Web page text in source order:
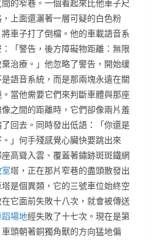
的窄巷。一個看起來比他車子尺
上面還灑著一層可疑的白色粉
車子打了倒檔。他的車載語音系
「警告，後方障礙物距離：無限
治療。」他忽略了警告，開始緩
語音系統，而是那兩塊永遠在關
當他需要它們來判斷車體與那座
之間的距離時，它們卻像兩片羞
回去。同時發出低語：「你還是
」何手殘感覺心臟快要跳出來
高聳入雲、覆蓋著鏽跡斑斑鐵網
塔，正在那片窄巷的盡頭散發出
是個異類，它的三號車位始終空
它面前失敗十八次，就會被傳送
場地經失敗了十七次。現在是第
頭朝著銅獨角獸的方向猛地偏